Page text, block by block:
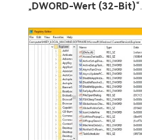
„ DWORD-Wert (32-Bit)“.